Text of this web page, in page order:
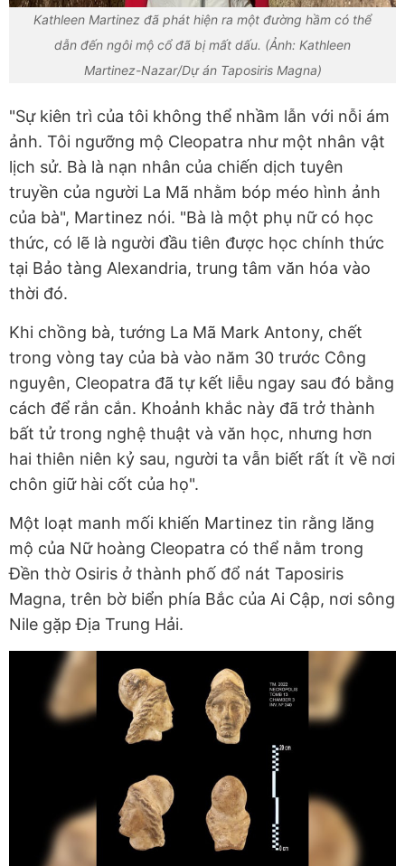
Kathleen Martinez đã phát hiện ra một đường hầm có thể
dẫn đến ngôi mộ cổ đã bị mất dấu. (Ảnh: Kathleen
Martinez-Nazar/Dự án Taposiris Magna)
"Sự kiên trì của tôi không thể nhầm lẫn với nỗi ám
ảnh. Tôi ngưỡng mộ Cleopatra như một nhân vật
lịch sử. Bà là nạn nhân của chiến dịch tuyên
truyền của người La Mã nhằm bóp méo hình ảnh
của bà", Martinez nói. "Bà là một phụ nữ có học
thức, có lẽ là người đầu tiên được học chính thức
tại Bảo tàng Alexandria, trung tâm văn hóa vào
thời đó.
Khi chồng bà, tướng La Mã Mark Antony, chết
trong vòng tay của bà vào năm 30 trước Công
nguyên, Cleopatra đã tự kết liễu ngay sau đó bằng
cách để rắn cắn. Khoảnh khắc này đã trở thành
bất tử trong nghệ thuật và văn học, nhưng hơn
hai thiên niên kỷ sau, người ta vẫn biết rất ít về nơi
chôn giữ hài cốt của họ".
Một loạt manh mối khiến Martinez tin rằng lăng
mộ của Nữ hoàng Cleopatra có thể nằm trong
Đền thờ Osiris ở thành phố đổ nát Taposiris
Magna, trên bờ biển phía Bắc của Ai Cập, nơi sông
Nile gặp Địa Trung Hải.